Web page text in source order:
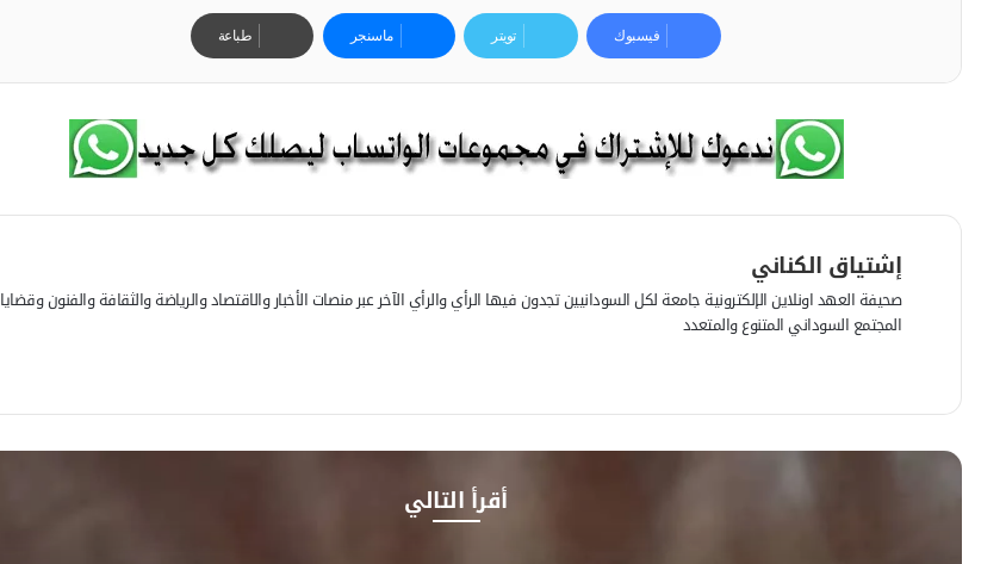
فيسبوك تويتر ماسنجر طباعة
إشتياق الكناني
صحيفة العهد اونلاين الإلكترونية جامعة لكل السودانيين تجدون فيها الرأي والرأي الآخر عبر منصات الأخبار والاقتصاد والرياضة والثقافة والفنون وقضايا
المجتمع السوداني المتنوع والمتعدد
و
ق
س
ب
أقرأ التالي